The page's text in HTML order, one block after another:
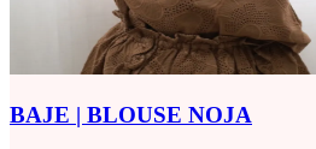
BAJE | BLOUSE NOJA